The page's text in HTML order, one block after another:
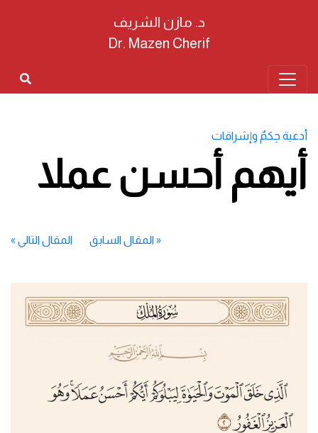
د. مازن الشريف
Dr. Mazen Cherif
أدعية حِكمٌ وإشراقات
أيهم أحسن عملا
«المقال السابق المقال التالي »